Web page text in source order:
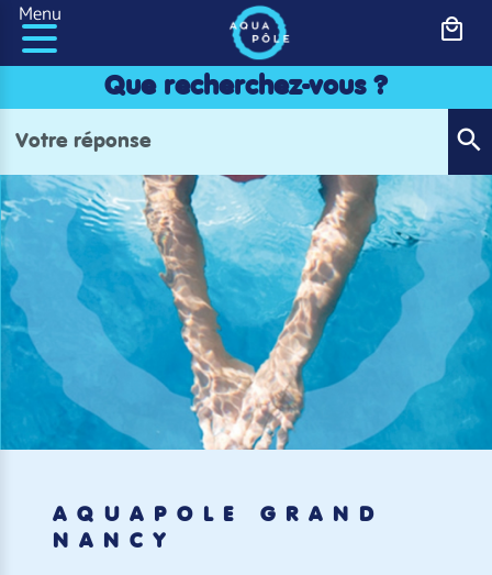
Panneau de gestion des cookies
Menu
Que recherchez-vous ?
AQUAPÔLE GRAND
NANCY